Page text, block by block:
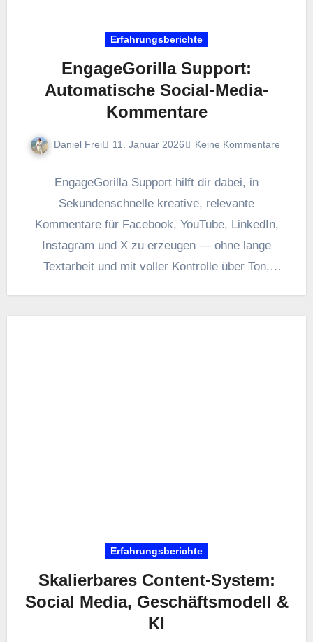
Erfahrungsberichte
EngageGorilla Support:
Automatische Social-Media-
Kommentare
Daniel Frei 11. Januar 2026 Keine Kommentare
EngageGorilla Support hilft dir dabei, i‬n
Sekundenschnelle kreative, relevante
Kommentare f‬ür Facebook, YouTube, LinkedIn,
Instagram u‬nd X z‬u erzeugen — o‬hne lange
Textarbeit u‬nd m‬it v‬oller Kontrolle ü‬ber Ton,
Erfahrungsberichte
Skalierbares Content-System:
Social Media, Geschäftsmodell &
KI